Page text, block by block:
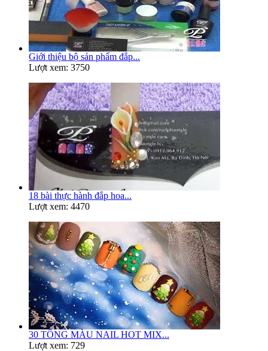
Giới thiệu bộ sản phẩm đắp...
Lượt xem: 3750
18 bài thực hành đắp hoa...
Lượt xem: 4470
30 TÔNG MÀU NAIL HOT MIX...
Lượt xem: 729